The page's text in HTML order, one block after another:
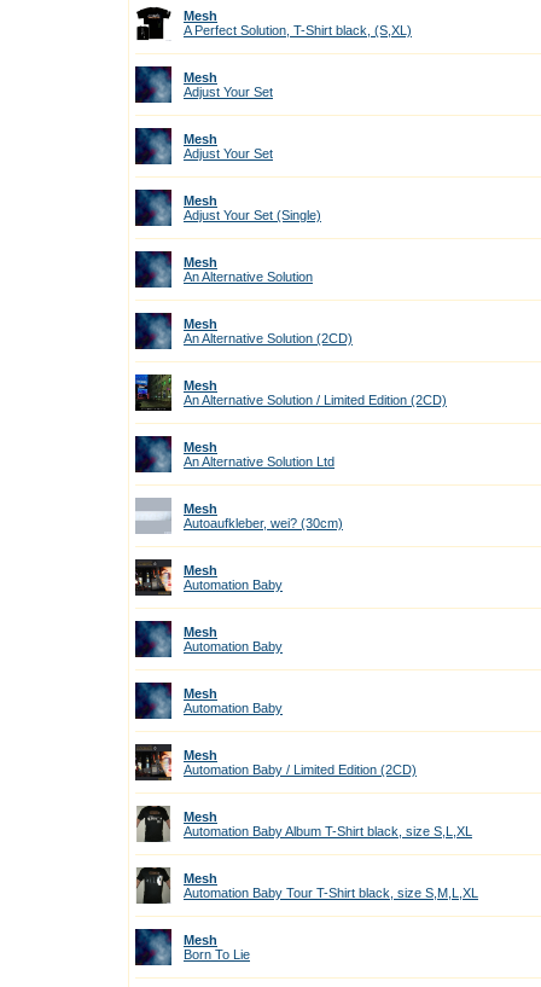
Mesh
A Perfect Solution, T-Shirt black, (S,XL)
Mesh
Adjust Your Set
Mesh
Adjust Your Set
Mesh
Adjust Your Set (Single)
Mesh
An Alternative Solution
Mesh
An Alternative Solution (2CD)
Mesh
An Alternative Solution / Limited Edition (2CD)
Mesh
An Alternative Solution Ltd
Mesh
Autoaufkleber, wei? (30cm)
Mesh
Automation Baby
Mesh
Automation Baby
Mesh
Automation Baby
Mesh
Automation Baby / Limited Edition (2CD)
Mesh
Automation Baby Album T-Shirt black, size S,L,XL
Mesh
Automation Baby Tour T-Shirt black, size S,M,L,XL
Mesh
Born To Lie